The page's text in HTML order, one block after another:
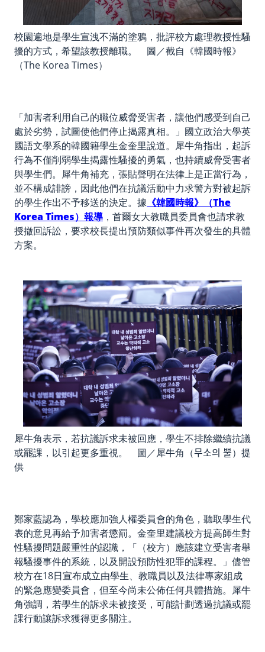
校園遍地是學生宣洩不滿的塗鴉，批評校方處理教授性騷
擾的方式，希望該教授離職。 圖／截自《韓國時報》
（The Korea Times）
「加害者利用自己的職位威脅受害者，讓他們感受到自己
處於劣勢，試圖使他們停止揭露真相。」國立政治大學英
國語文學系的韓國籍學生金奎里說道。犀牛角指出，起訴
行為不僅削弱學生揭露性騷擾的勇氣，也持續威脅受害者
與學生們。犀牛角補充，張貼聲明在法律上是正當行為，
並不構成誹謗，因此他們在抗議活動中力求警方對被起訴
的學生作出不予移送的決定。據 《韓國時報》（The
Korea Times）報導 ，首爾女大教職員委員會也請求教
授撤回訴訟，要求校長提出預防類似事件再次發生的具體
方案。
犀牛角表示，若抗議訴求未被回應，學生不排除繼續抗議
或罷課，以引起更多重視。 圖／犀牛角（무소의 뿔）提
供
鄭家藍認為，學校應加強人權委員會的角色，聽取學生代
表的意見再給予加害者懲罰。金奎里建議校方提高師生對
性騷擾問題嚴重性的認識，「（校方）應該建立受害者舉
報騷擾事件的系統，以及開設預防性犯罪的課程。」儘管
校方在18日宣布成立由學生、教職員以及法律專家組成
的緊急應變委員會，但至今尚未公佈任何具體措施。犀牛
角強調，若學生的訴求未被接受，可能計劃透過抗議或罷
課行動讓訴求獲得更多關注。